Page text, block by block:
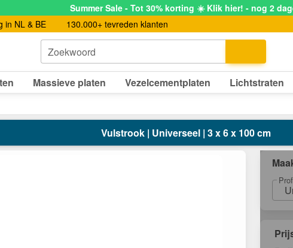
Summer Sale - Tot 30% korting ☀️ Klik hier! - nog 2
in NL & BE 130.000+ tevreden klanten
Zoekwoord
Massieve platen Vezelcementplaten Lichtstraten
Vulstrook | Universeel | 3 x 6 x 100 cm